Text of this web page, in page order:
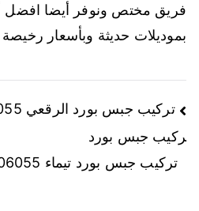
فريق مختص ونوفر أيضا افضل
بموديلات حديثة وبأسعار رخيصة
ركيب جبس بورد